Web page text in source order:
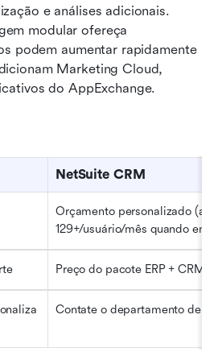
e análises adicionais.
modular ofereça
podem aumentar rapidamente
Marketing Cloud,
do AppExchange.
NetSuite CRM
Orçamento personalizado
129+/usuário/mês quando em
Preço do pacote ERP + CRM
Contate o departamento de